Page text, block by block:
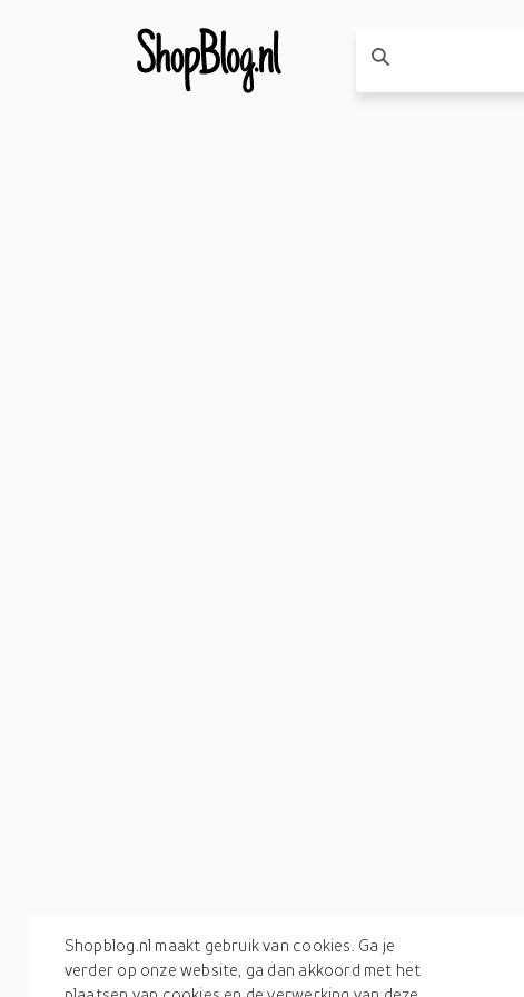
Shopblog.nl maakt gebruik van cookies. Ga je
verder op onze website, ga dan akkoord met het